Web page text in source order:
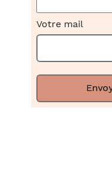
Votre mail